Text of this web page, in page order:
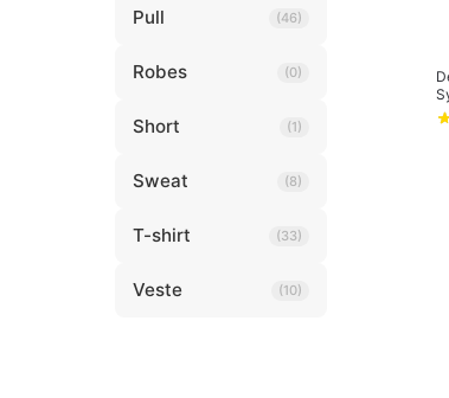
Pull (46)
Robes (0)
Short (1)
Sweat (8)
T-shirt (33)
Veste (10)